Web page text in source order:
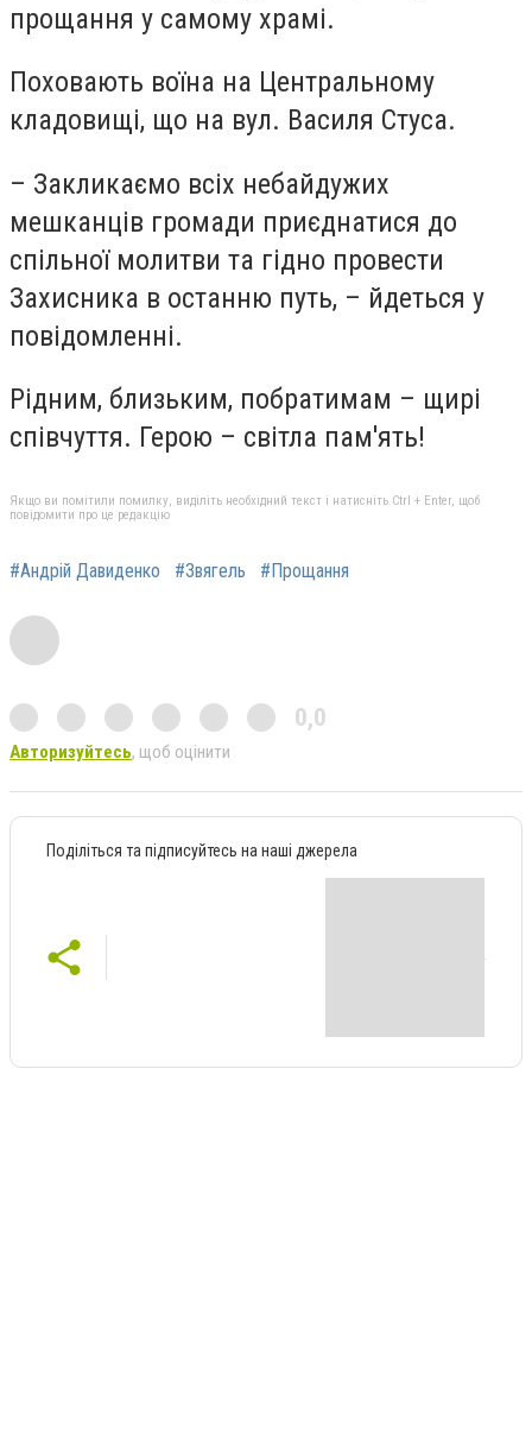
прощання у самому храмі.
Поховають воїна на Центральному
кладовищі, що на вул. Василя Стуса.
– Закликаємо всіх небайдужих
мешканців громади приєднатися до
спільної молитви та гідно провести
Захисника в останню путь, – йдеться у
повідомленні.
Рідним, близьким, побратимам – щирі
співчуття. Герою – світла пам'ять!
Якщо ви помітили помилку, виділіть необхідний текст і натисніть Ctrl + Enter, щоб
повідомити про це редакцію
#Андрій Давиденко #Звягель #Прощання
0,0
Авторизуйтесь, щоб оцінити
Поділіться та підписуйтесь на наші джерела